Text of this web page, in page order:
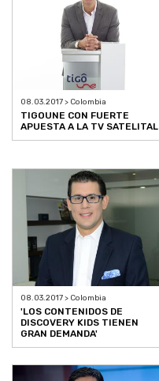
08.03.2017 > Colombia
TIGOUNE CON FUERTE
APUESTA A LA TV SATELITAL
08.03.2017 > Colombia
'LOS CONTENIDOS DE
DISCOVERY KIDS TIENEN
GRAN DEMANDA'